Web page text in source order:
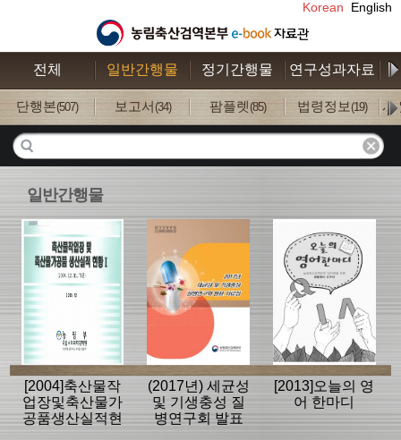
Korean English
전체 일반간행물 정기간행물 연구성과자료
단행본(507) 보고서 (34) 팜플렛 (85) 법령정보(19) 사
일반간행물
[2004]축산물작
업장및축산물가
공품생산실적현
(2017년) 세균성
및 기생충성 질
병연구회 발표
[2013]오늘의 영
어 한마디